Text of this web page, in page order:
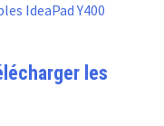
IdeaPad Y400
les